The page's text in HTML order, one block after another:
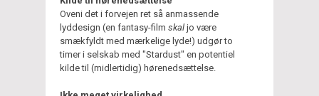
Oveni det i forvejen ret så anmassende
lyddesign (en fantasy-film skal jo være
smækfyldt med mærkelige lyde!) udgør to
timer i selskab med "Stardust" en potentiel
kilde til (midlertidig) hørenedsættelse.